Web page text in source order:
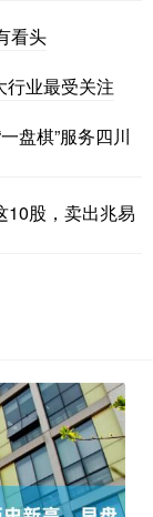
看头
行业最受关注
盘棋”服务四川
10股，卖出兆易